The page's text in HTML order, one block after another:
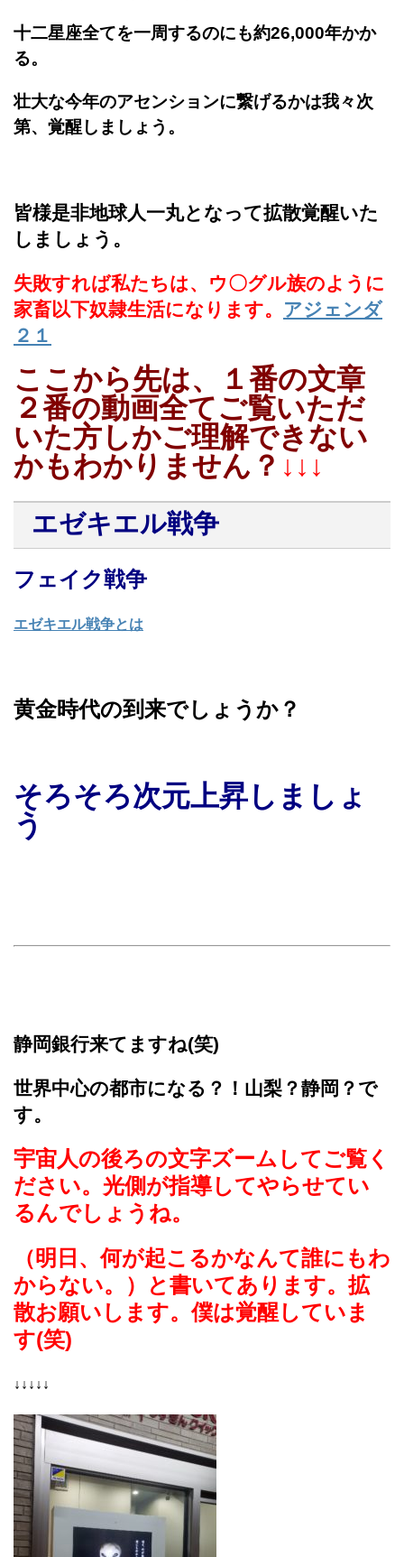
十二星座全てを一周するのにも約26,000年かか
る。
壮大な今年のアセンションに繋げるかは我々次
第、覚醒しましょう。
皆様是非地球人一丸となって拡散覚醒いた
しましょう。
失敗すれば私たちは、ウ〇グル族のように
家畜以下奴隷生活になります。 アジェンダ
２１
ここから先は、１番の文章
２番の動画全てご覧いただ
いた方しかご理解できない
かもわかりません？ ↓↓↓
エゼキエル戦争
フェイク戦争
エゼキエル戦争とは
黄金時代の到来でしょうか？
そろそろ次元上昇しましょ
う
静岡銀行来てますね(笑)
世界中心の都市になる？！山梨？静岡？で
す。
宇宙人の後ろの文字ズームしてご覧く
ださい。光側が指導してやらせてい
るんでしょうね。
（明日、何が起こるかなんて誰にもわ
からない。）と書いてあります。拡
散お願いします。僕は覚醒していま
す(笑)
↓↓↓↓↓